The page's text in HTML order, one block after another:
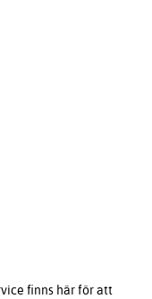
finns här för att